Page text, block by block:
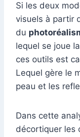
Si les deux
visuels à partir
du
lequel se joue
ces outils est
Lequel gère le
peau et les
Dans cette
décortiquer les